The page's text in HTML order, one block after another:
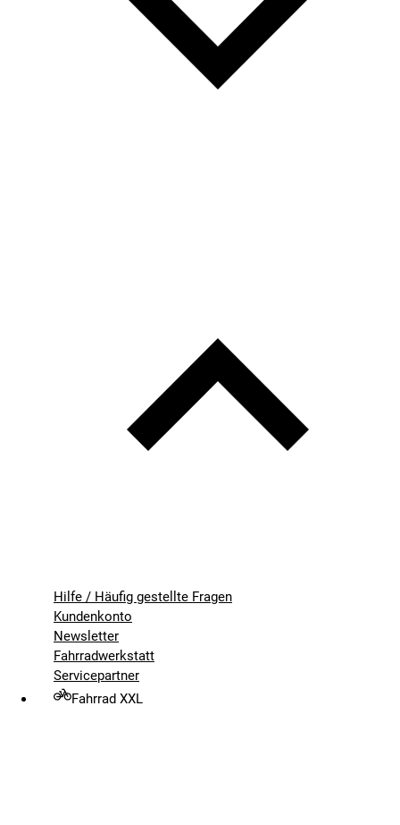
Hilfe / Häufig gestellte Fragen
Kundenkonto
Newsletter
Fahrradwerkstatt
Servicepartner
Fahrrad XXL